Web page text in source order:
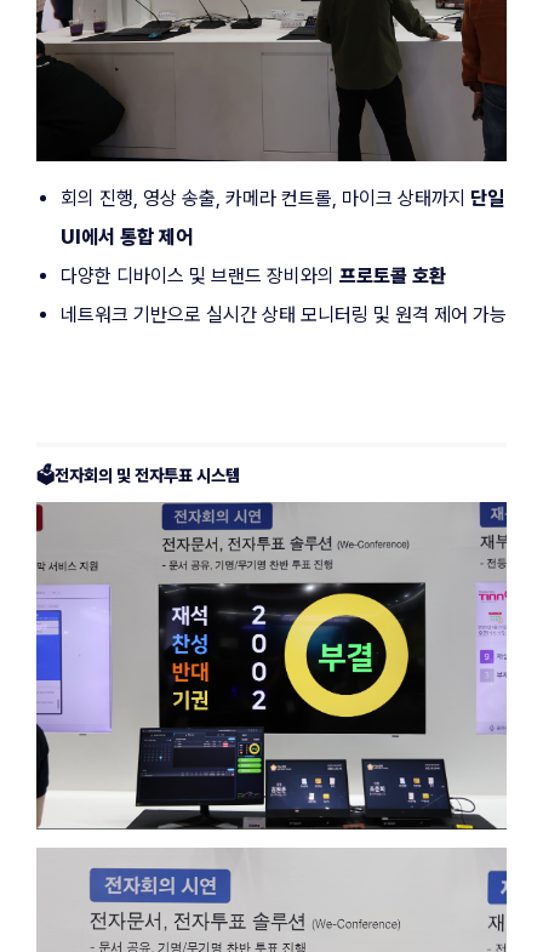
회의 진행, 영상 송출, 카메라 컨트롤, 마이크 상태까지 단일
UI에서 통합 제어
다양한 디바이스 및 브랜드 장비와의 프로토콜 호환
네트워크 기반으로 실시간 상태 모니터링 및 원격 제어 가능
🗳️전자회의 및 전자투표 시스템